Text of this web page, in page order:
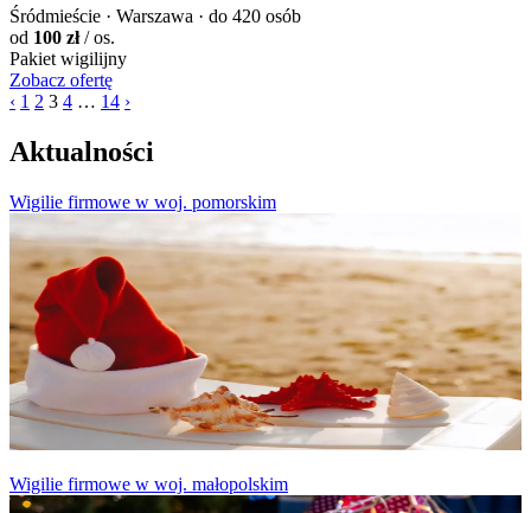
Śródmieście · Warszawa · do 420 osób
od 100 zł/ os.
Pakiet wigilijny
Zobacz ofertę
‹ 1 2 3 4 … 14 ›
Aktualności
Wigilie firmowe w woj. pomorskim
Wigilie firmowe w woj. małopolskim